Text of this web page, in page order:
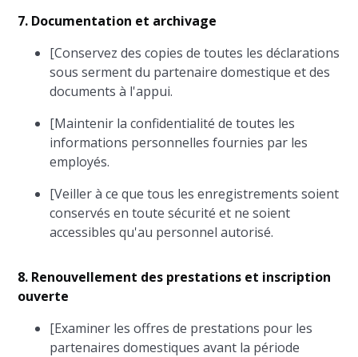
7. Documentation et archivage
[Conservez des copies de toutes les déclarations
sous serment du partenaire domestique et des
documents à l'appui.
[Maintenir la confidentialité de toutes les
informations personnelles fournies par les
employés.
[Veiller à ce que tous les enregistrements soient
conservés en toute sécurité et ne soient
accessibles qu'au personnel autorisé.
8. Renouvellement des prestations et inscription
ouverte
[Examiner les offres de prestations pour les
partenaires domestiques avant la période